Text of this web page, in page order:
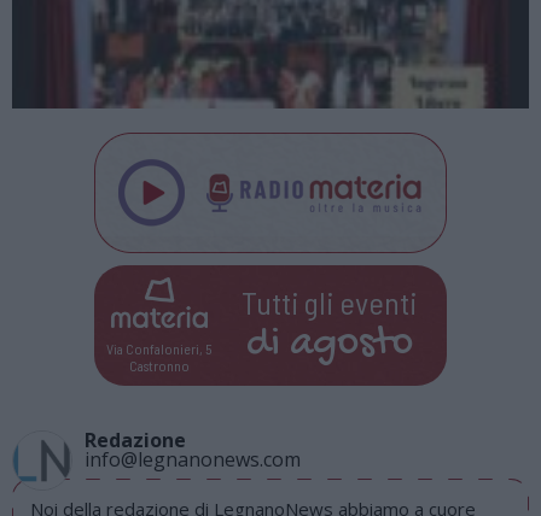
Via Confalonieri, 5
Castronno
Tutti gli eventi
di agosto
Redazione
info@legnanonews.com
Noi della redazione di LegnanoNews abbiamo a cuore